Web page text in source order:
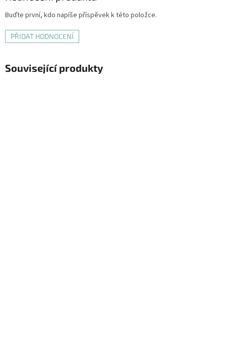
Buďte první, kdo napíše příspěvek k této položce.
PŘIDAT HODNOCENÍ
Související produkty